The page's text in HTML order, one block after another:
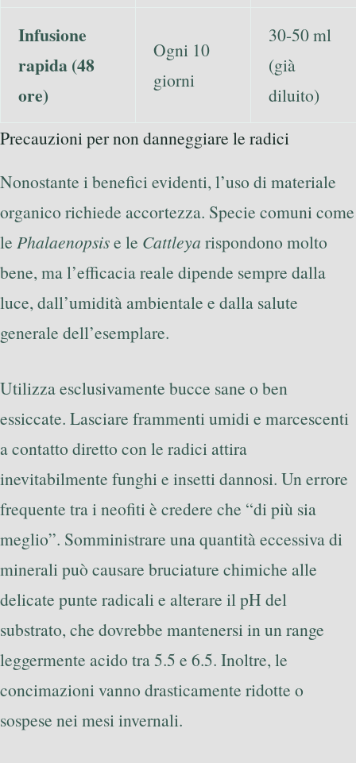
Infusione
rapida (48
ore)
Ogni 10
giorni
30-50 ml
(già
diluito)
Precauzioni per non danneggiare le radici
Nonostante i benefici evidenti, l’uso di materiale
organico richiede accortezza. Specie comuni come
le Phalaenopsise le Cattleya rispondono molto
bene, ma l’efficacia reale dipende sempre dalla
luce, dall’umidità ambientale e dalla salute
generale dell’esemplare.
Utilizza esclusivamente bucce sane o ben
essiccate. Lasciare frammenti umidi e marcescenti
a contatto diretto con le radici attira
inevitabilmente funghi e insetti dannosi. Un errore
frequente tra i neofiti è credere che “di più sia
meglio”. Somministrare una quantità eccessiva di
minerali può causare bruciature chimiche alle
delicate punte radicali e alterare il pH del
substrato, che dovrebbe mantenersi in un range
leggermente acido tra 5.5 e 6.5. Inoltre, le
concimazioni vanno drasticamente ridotte o
sospese nei mesi invernali.